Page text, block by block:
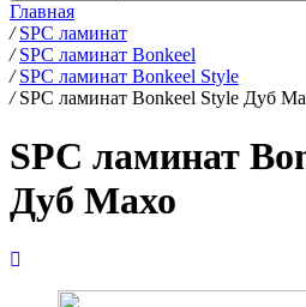
Главная
/ SPC ламинат
/ SPC ламинат Bonkeel
/ SPC ламинат Bonkeel Style
/ SPC ламинат Bonkeel Style Дуб
SPC ламинат
Дуб Махо